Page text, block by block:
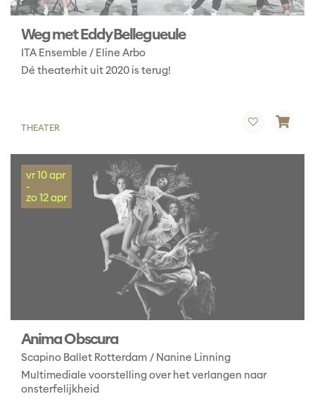
Weg met Eddy Bellegueule
ITA Ensemble / Eline Arbo
Dé theaterhit uit 2020 is terug!
THEATER
Anima Obscura
Scapino Ballet Rotterdam / Nanine Linning
Multimediale voorstelling over het verlangen naar
onsterfelijkheid
vr 10 apr
-
zo 12 apr